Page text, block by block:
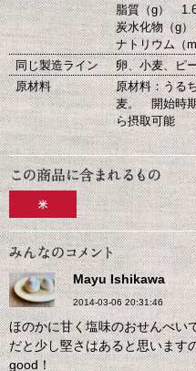
脂質（g）
炭水化物（g
ナトリウム（
同じ製造ライン
卵、小麦、ピ
原材料
原材料：うる
麦。 開始時
ら摂取可能
米
Mayu Ishikawa
2014-03-06 20:31:46
ほのかに甘く塩味のおせんべい
だと少し堅さはあると思います
good！